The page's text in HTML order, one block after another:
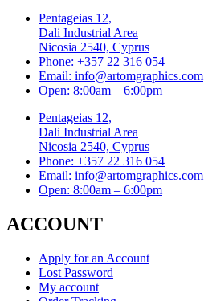
Pentageias 12,
Dali Industrial Area
Nicosia 2540, Cyprus
Phone: +357 22 316 054
Email: info@artomgraphics.com
Open: 8:00am – 6:00pm
Pentageias 12,
Dali Industrial Area
Nicosia 2540, Cyprus
Phone: +357 22 316 054
Email: info@artomgraphics.com
Open: 8:00am – 6:00pm
ACCOUNT
Apply for an Account
Lost Password
My account